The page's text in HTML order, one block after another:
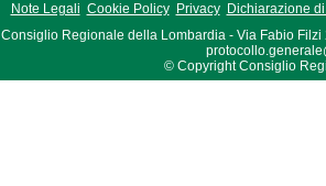
Note Legali Cookie Policy Privacy
Dichiarazione
Consiglio Regionale della Lombardia - Via Fabio Filzi
© Copyright Consiglio